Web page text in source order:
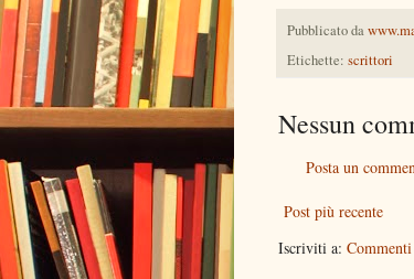
Pubblicato da
Etichette: scrittori
Nessun
Posta un
Post più recente
Iscriviti a: